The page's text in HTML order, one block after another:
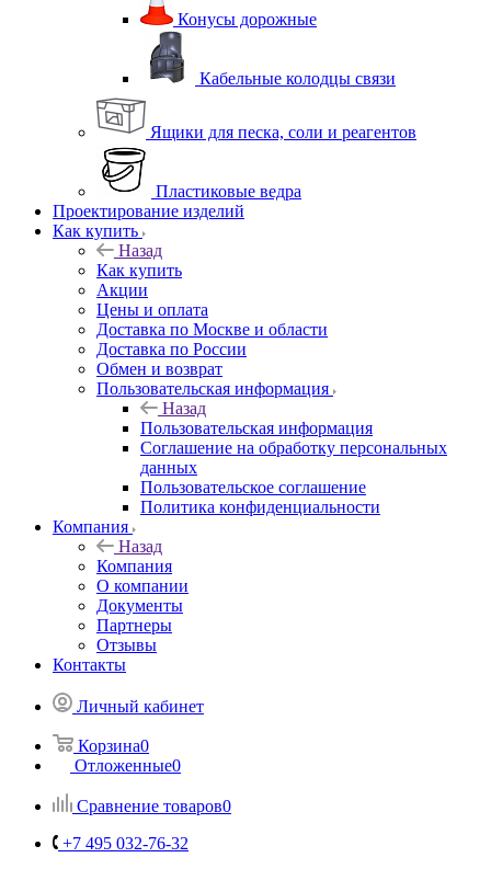
Конусы дорожные
Кабельные колодцы связи
Ящики для песка, соли и реагентов
Пластиковые ведра
Проектирование изделий
Как купить
Назад
Как купить
Акции
Цены и оплата
Доставка по Москве и области
Доставка по России
Обмен и возврат
Пользовательская информация
Назад
Пользовательская информация
Соглашение на обработку персональных
данных
Пользовательское соглашение
Политика конфиденциальности
Компания
Назад
Компания
О компании
Документы
Партнеры
Отзывы
Контакты
Личный кабинет
Корзина0
Отложенные0
Сравнение товаров0
+7 495 032-76-32